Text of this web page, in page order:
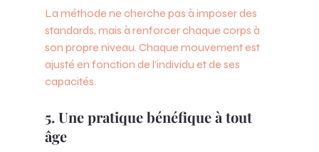
La méthode ne cherche pas à imposer des
standards, mais à renforcer chaque corps à
son propre niveau. Chaque mouvement est
ajusté en fonction de l’individu et de ses
capacités.
5. Une pratique bénéfique à tout
âge